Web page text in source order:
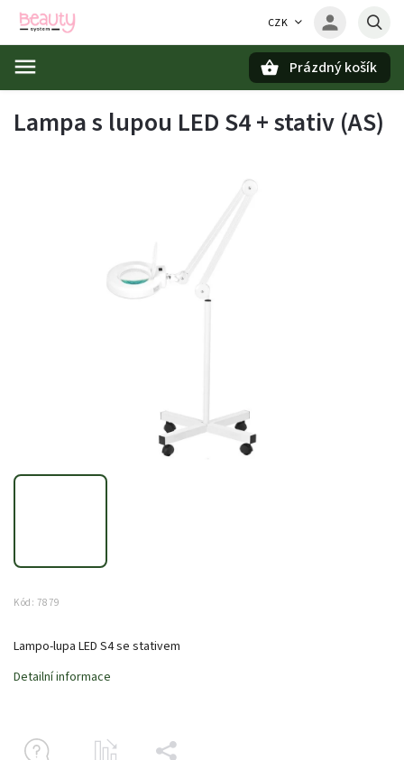
CZK
Prázdný košík
Lampa s lupou LED S4 + stativ (AS)
Kód: 7879
Lampo-lupa LED S4 se stativem
Detailní informace